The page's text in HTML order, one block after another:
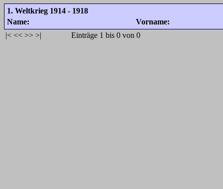
1. Weltkrieg 1914 - 1918
Name:
Vorname:
|< << >> >| Einträge 1 bis 0 von 0